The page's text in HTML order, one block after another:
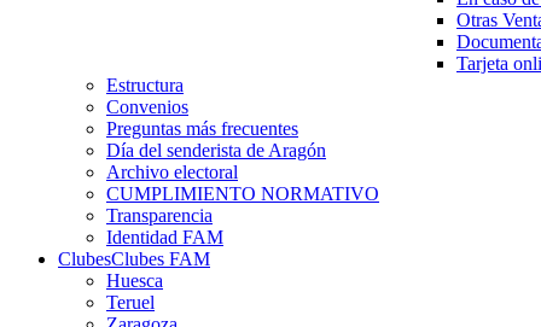
Otras
Tarjeta
Estructura
Convenios
Preguntas más frecuentes
Día del senderista de Aragón
Archivo electoral
CUMPLIMIENTO NORMATIVO
Transparencia
Identidad FAM
ClubesClubes FAM
Huesca
Teruel